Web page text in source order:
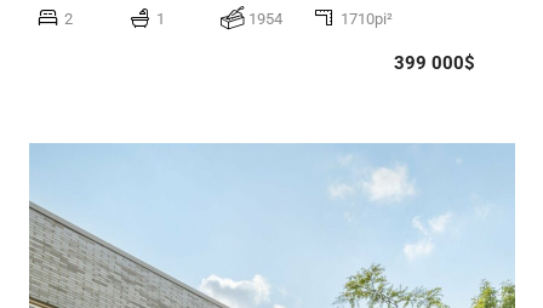
2 1 1954 1710pi²
399 000$